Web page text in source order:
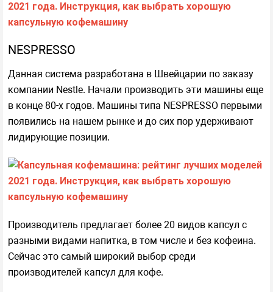
NESPRESSO
Данная система разработана в Швейцарии по заказу
компании Nestle. Начали производить эти машины еще
в конце 80-х годов. Машины типа NESPRESSO первыми
появились на нашем рынке и до сих пор удерживают
лидирующие позиции.
Производитель предлагает более 20 видов капсул с
разными видами напитка, в том числе и без кофеина.
Сейчас это самый широкий выбор среди
производителей капсул для кофе.